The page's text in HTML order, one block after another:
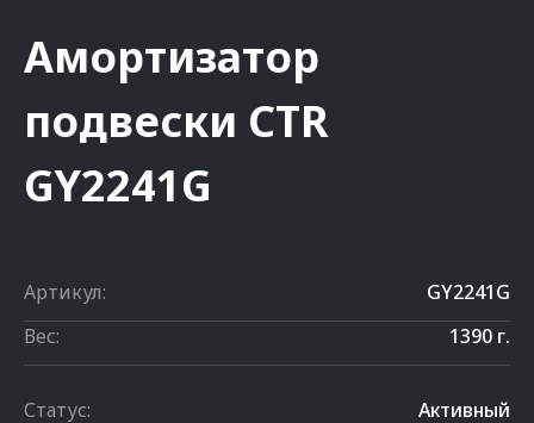
Амортизатор
подвески CTR
GY2241G
Артикул:
GY2241G
Вес:
1390 г.
Статус: Активный